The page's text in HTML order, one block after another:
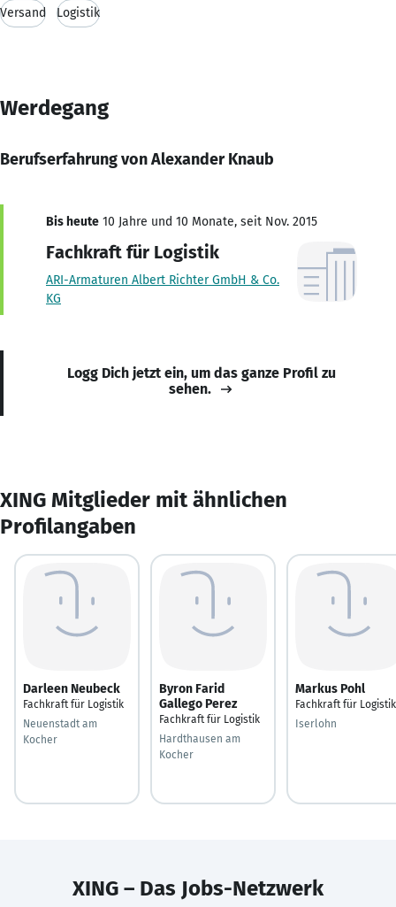
Versand Logistik
Werdegang
Berufserfahrung von Alexander Knaub
Bis heute 10 Jahre und 10 Monate, seit Nov. 2015
Fachkraft für Logistik
ARI-Armaturen Albert Richter GmbH & Co.
KG
Logg Dich jetzt ein, um das ganze Profil zu
sehen.
XING Mitglieder mit ähnlichen
Profilangaben
Darleen Neubeck
Fachkraft für Logistik
Neuenstadt am
Kocher
Byron Farid
Gallego Perez
Fachkraft für Logistik
Hardthausen am
Kocher
Markus Pohl
Fachkraft für Logistik
Iserlohn
XING – Das Jobs-Netzwerk